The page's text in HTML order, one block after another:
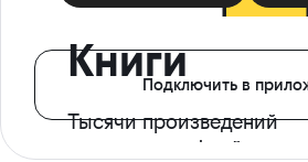
Книги
Тысячи произведений
с доступом офлайн
Подключить в